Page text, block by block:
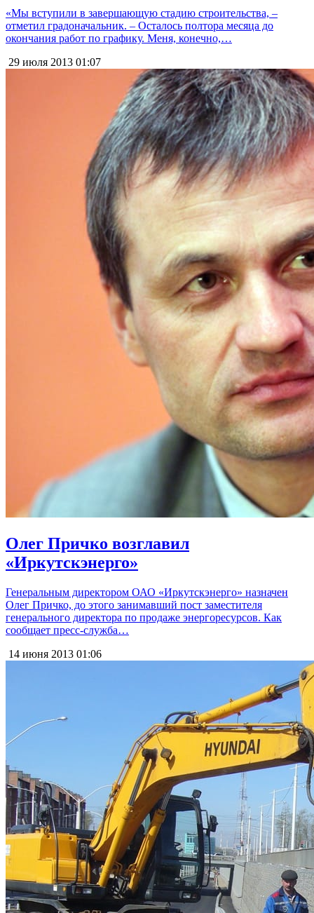
«Мы вступили в завершающую стадию строительства, –
отметил градоначальник. – Осталось полтора месяца до
окончания работ по графику. Меня, конечно,…
29 июля 2013 01:07
Олег Причко возглавил
«Иркутскэнерго»
Генеральным директором ОАО «Иркутскэнерго» назначен
Олег Причко, до этого занимавший пост заместителя
генерального директора по продаже энергоресурсов. Как
сообщает пресс-служба…
14 июня 2013 01:06